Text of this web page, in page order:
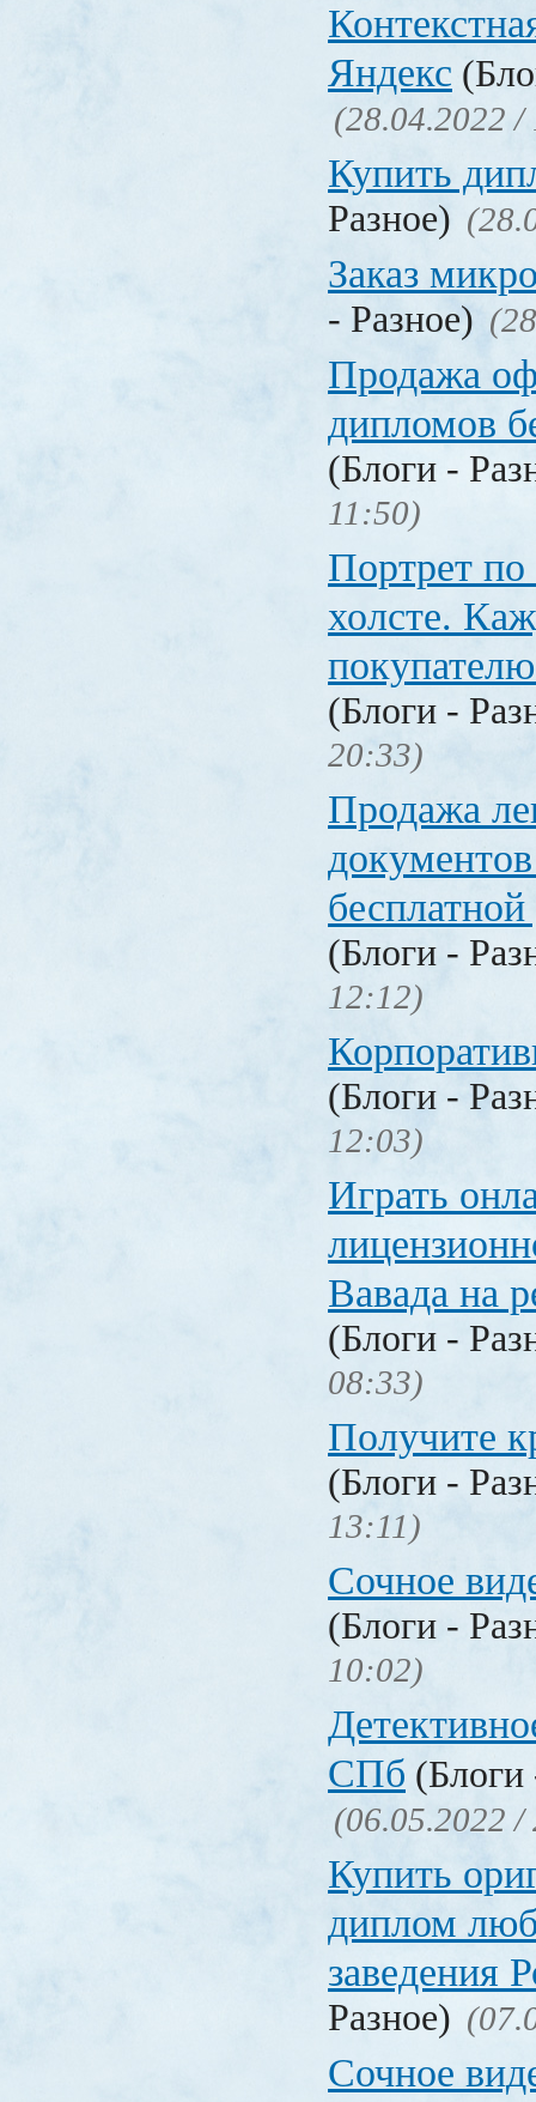
Яндекс
(28.04.2022 /
Купить
Разное)
Заказ
- Разное)
Продажа
дипломов
(Блоги -
11:50)
Портрет
холсте.
(Блоги -
20:33)
Продажа
(Блоги -
12:12)
(Блоги -
12:03)
Играть
Вавада на
(Блоги -
08:33)
Получите
(Блоги -
13:11)
Сочное
(Блоги -
10:02)
СПб (Блоги
(06.05.2022 /
Купить
диплом
заведения
Разное)
Сочное